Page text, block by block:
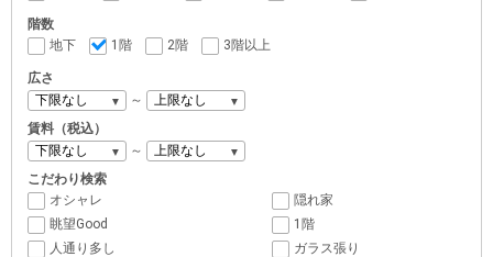
階数
地下
1階 2階 3階以上
広さ
～
賃料（税込）
～
こだわり検索
オシャレ
隠れ家
眺望Good
1階
人通り多し
ガラス張り